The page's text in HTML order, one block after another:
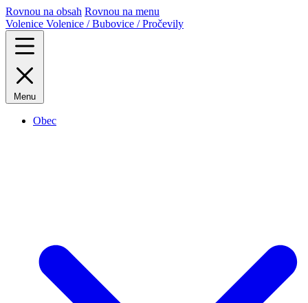
Rovnou na obsah Rovnou na menu
Volenice Volenice / Bubovice / Pročevily
Menu
Obec